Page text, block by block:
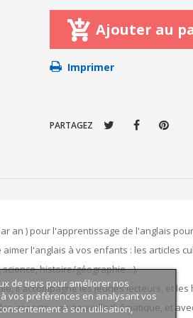
Ajouter au
Imprimer
PARTAGEZ
an ) pour l'apprentissage de l'anglais
aimer l'anglais à vos enfants : les articles
histoire/géographie…).
il accompagne les jeunes lecteurs, et
apporte une nouvelle thématique, et
de tiers pour améliorer nos
vos préférences en analysant vos
à son utilisation,